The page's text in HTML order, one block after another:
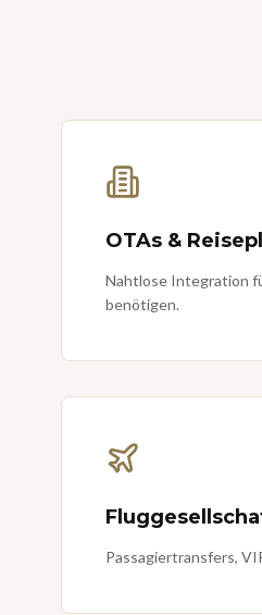
OTAs &
Nahtlose Integration
benötigen.
Passagiertransfers,